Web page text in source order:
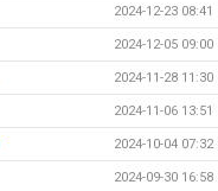
2024-12-23 08:41
2024-12-05 09:00
2024-11-28 11:30
2024-11-06 13:51
2024-10-04 07:32
2024-09-30 16:58